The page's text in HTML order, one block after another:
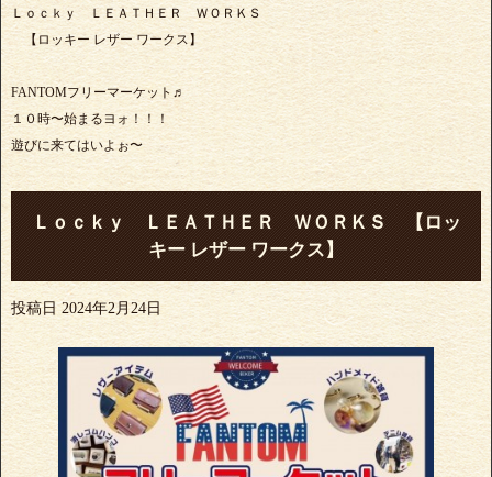
Ｌｏｃｋｙ ＬＥＡＴＨＥＲ ＷＯＲＫＳ
【ロッキー レザー ワークス】
FANTOMフリーマーケット♬
１０時〜始まるヨォ！！！
遊びに来てはいよぉ〜
Ｌｏｃｋｙ ＬＥＡＴＨＥＲ ＷＯＲＫＳ 【ロッ
キー レザー ワークス】
投稿日 2024年2月24日